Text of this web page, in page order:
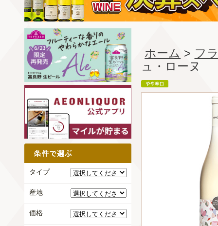
ホーム > フ
ュ・ローヌ
タイプ
産地
価格